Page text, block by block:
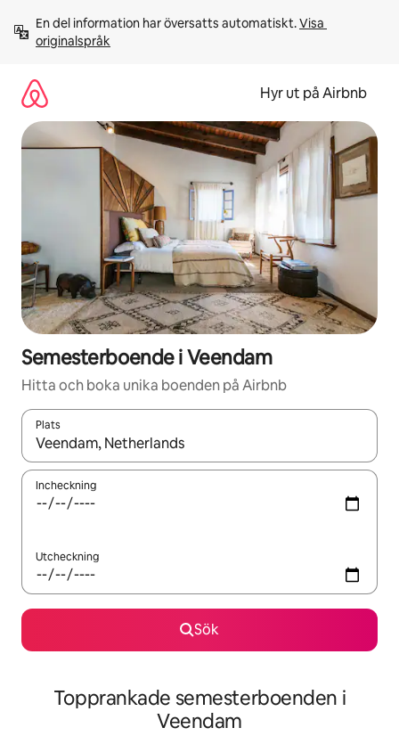
innehåll
En del information har översatts automatiskt. Visa
originalspråk
Hyr ut på Airbnb
Semesterboende i Veendam
Hitta och boka unika boenden på Airbnb
Plats
När resultaten är tillgängliga kan du navigera med upp- och
Incheckning
Utcheckning
Sök
Topprankade semesterboenden i
Veendam